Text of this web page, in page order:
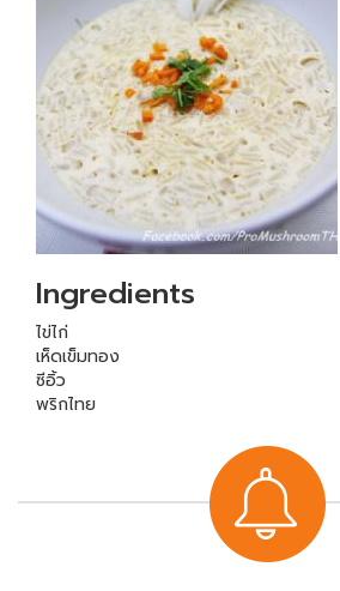
Ingredients
ไข่ไก่
เห็ดเข็มทอง
ซีอิ้ว
พริกไทย